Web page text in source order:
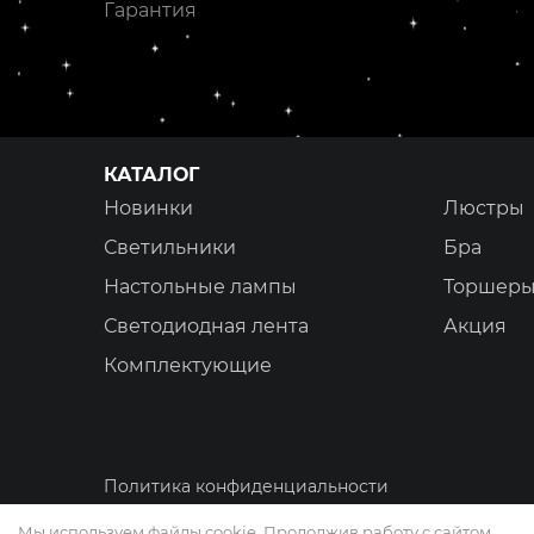
Гарантия
КАТАЛОГ
Новинки
Люстры
Светильники
Бра
Настольные лампы
Светодиодная лента
Акция
Комплектующие
Политика конфиденциальности